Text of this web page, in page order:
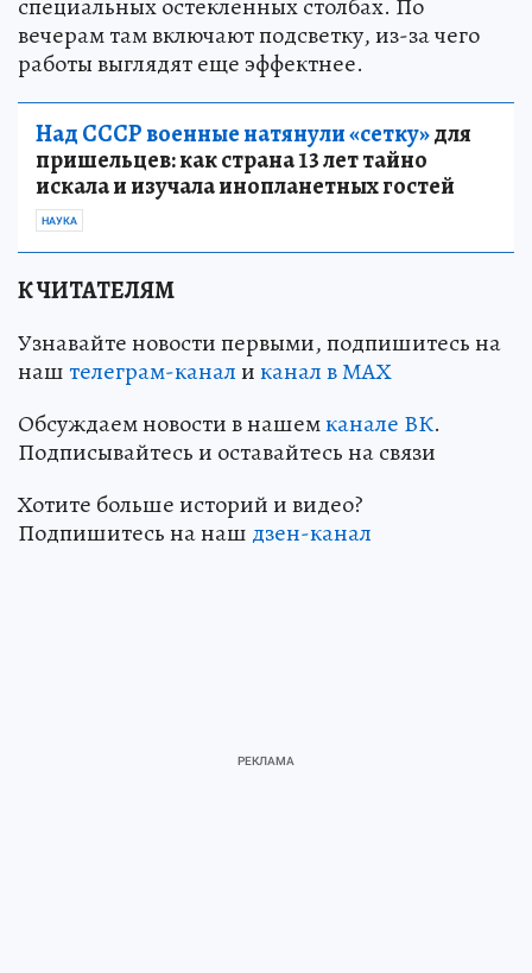
вечерам там включают подсветку, из-за чего
работы выглядят еще эффектнее.
Над СССР военные натянули «сетку»для
пришельцев: как страна 13 лет тайно
искала и изучала инопланетных гостей
НАУКА
К ЧИТАТЕЛЯМ
Узнавайте новости первыми, подпишитесь на
наштелеграм-каналиканал в МАХ
Обсуждаем новости в нашемканале ВК.
Подписывайтесь и оставайтесь на связи
Хотите больше историй и видео?
Подпишитесь на наш дзен-канал